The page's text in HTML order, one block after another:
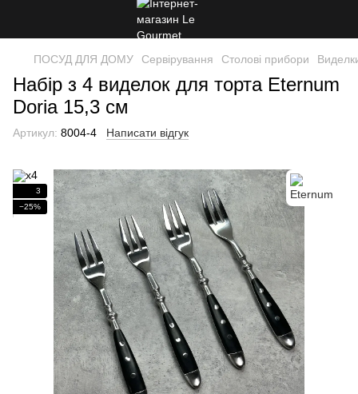
ПОСУД ДЛЯ ДОМУ Сервірування Столові прибори
Набір з 4 виделок для торта Eternum
Doria 15,3 см
Артикул: 8004-4 Написати відгук
3
−25%